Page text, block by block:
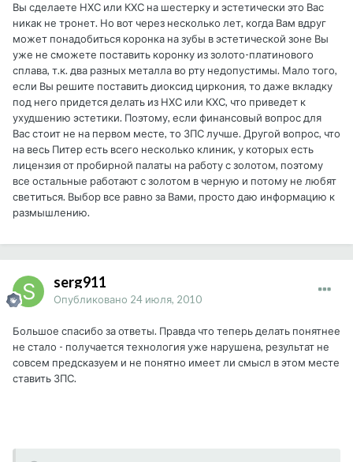
Вы сделаете НХС или КХС на шестерку и эстетически это Вас
никак не тронет. Но вот через несколько лет, когда Вам вдруг
может понадобиться коронка на зубы в эстетической зоне Вы
уже не сможете поставить коронку из золото-платинового
сплава, т.к. два разных металла во рту недопустимы. Мало того,
если Вы решите поставить диоксид циркония, то даже вкладку
под него придется делать из НХС или КХС, что приведет к
ухудшению эстетики. Поэтому, если финансовый вопрос для
Вас стоит не на первом месте, то ЗПС лучше. Другой вопрос, что
на весь Питер есть всего несколько клиник, у которых есть
лицензия от пробирной палаты на работу с золотом, поэтому
все остальные работают с золотом в черную и потому не любят
светиться. Выбор все равно за Вами, просто даю информацию к
размышлению.
serg911
Опубликовано 24 июля, 2010
Большое спасибо за ответы. Правда что теперь делать понятнее
не стало - получается технология уже нарушена, результат не
совсем предсказуем и не понятно имеет ли смысл в этом месте
ставить ЗПС.